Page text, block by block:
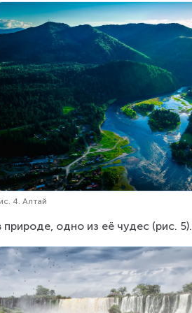
4. Алтай
одно из её чудес (рис. 5).